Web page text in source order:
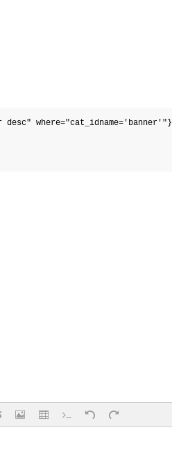
where="cat_idname='banner'"}